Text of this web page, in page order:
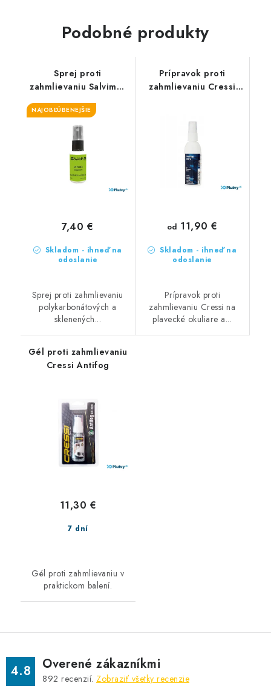
Podobné produkty
Sprej proti
zahmlievaniu Salvimar
Antifog
NAJOBĽÚBENEJŠIE
Skladom - ihneď na
odoslanie
7,40 €
Sprej proti zahmlievaniu
polykarbonátových a
sklenených...
Prípravok proti
zahmlievaniu Cressi
Skladom - ihneď na
odoslanie
od 11,90 €
Prípravok proti
zahmlievaniu Cressi na
plavecké okuliare a...
Gél proti zahmlievaniu
Cressi Antifog
7 dní
11,30 €
Gél proti zahmlievaniu v
praktickom balení.
4.8 Overené zákazníkmi
892 recenzií. Zobraziť všetky recenzie